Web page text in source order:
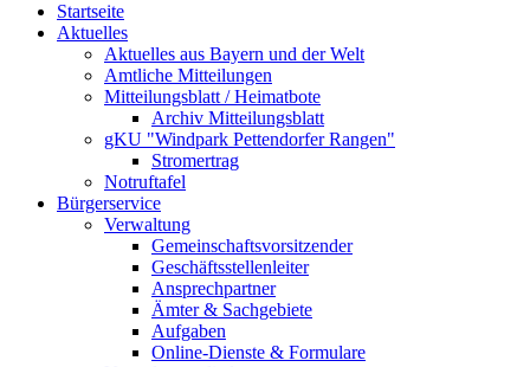
Startseite
Aktuelles
Aktuelles aus Bayern und der Welt
Amtliche Mitteilungen
Mitteilungsblatt / Heimatbote
Archiv Mitteilungsblatt
gKU "Windpark Pettendorfer Rangen"
Stromertrag
Notruftafel
Bürgerservice
Verwaltung
Gemeinschaftsvorsitzender
Geschäftsstellenleiter
Ansprechpartner
Ämter & Sachgebiete
Aufgaben
Online-Dienste & Formulare